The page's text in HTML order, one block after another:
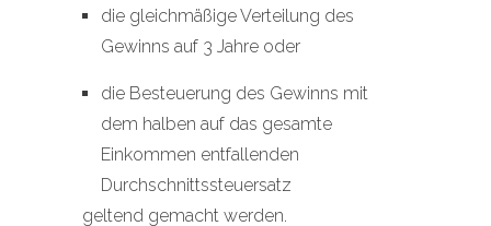
die gleichmäßige Verteilung des
Gewinns auf 3 Jahre oder
die Besteuerung des Gewinns mit
dem halben auf das gesamte
Einkommen entfallenden
Durchschnittssteuersatz
geltend gemacht werden.